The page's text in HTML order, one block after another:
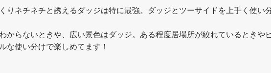
りネチネチと誘えるダッジは特に最強。ダッジとツーサイドを上手く使い
からないときや、広い景色はダッジ。ある程度居場所が絞れているときや
使い分けで楽しめてます！